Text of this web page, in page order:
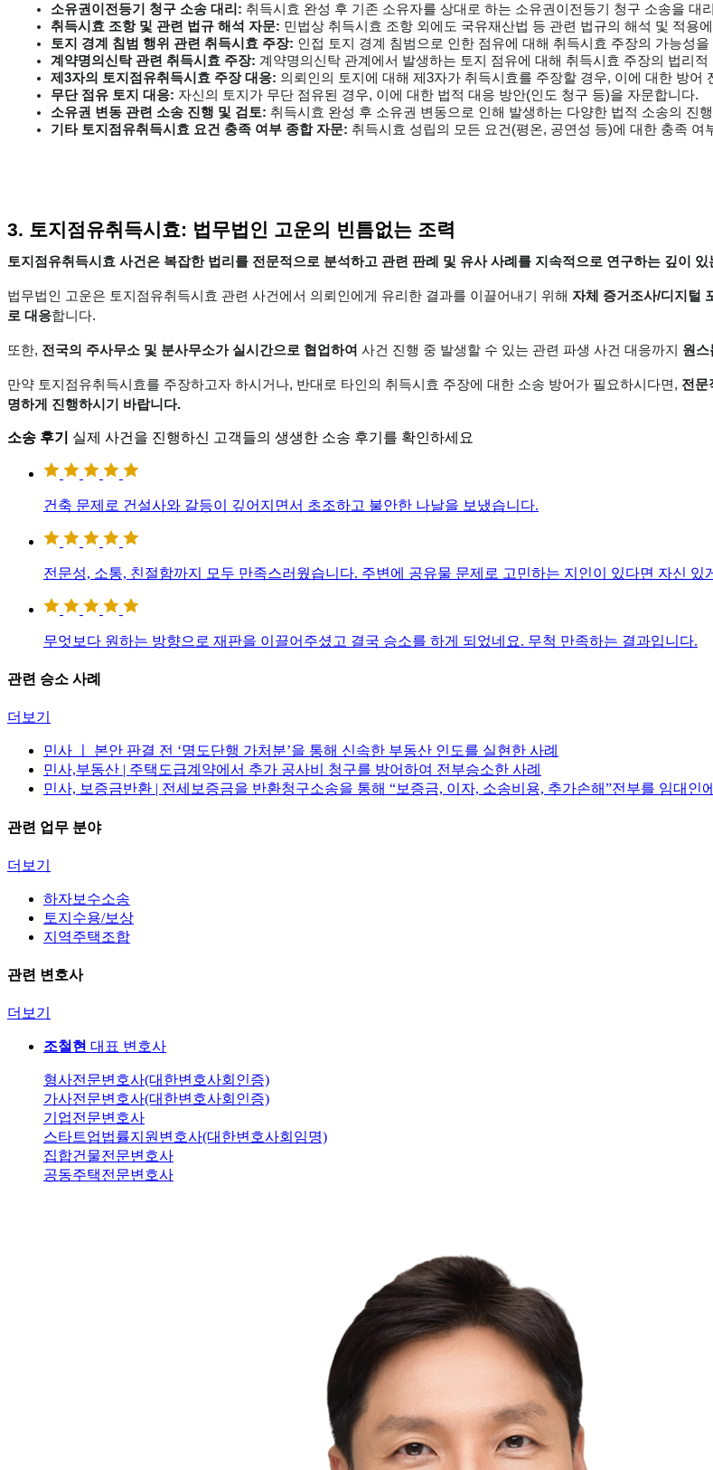
소유권이전등기 청구 소송 대리: 취득시효 완성 후 기존 소유자를 상대로 하는 소유권이전등기 청구 소송을 대
취득시효 조항 및 관련 법규 해석 자문: 민법상 취득시효 조항 외에도 국유재산법 등 관련 법규의 해석 및 적용
토지 경계 침범 행위 관련 취득시효 주장: 인접 토지 경계 침범으로 인한 점유에 대해 취득시효 주장의 가능성
계약명의신탁 관련 취득시효 주장: 계약명의신탁 관계에서 발생하는 토지 점유에 대해 취득시효 주장의 법리
제3자의 토지점유취득시효 주장 대응: 의뢰인의 토지에 대해 제3자가 취득시효를 주장할 경우, 이에 대한 방어
무단 점유 토지 대응: 자신의 토지가 무단 점유된 경우, 이에 대한 법적 대응 방안(인도 청구 등)을 자문합니다.
소유권 변동 관련 소송 진행 및 검토: 취득시효 완성 후 소유권 변동으로 인해 발생하는 다양한 법적 소송의 진
기타 토지점유취득시효 요건 충족 여부 종합 자문: 취득시효 성립의 모든 요건(평온, 공연성 등)에 대한 충족 여
3. 토지점유취득시효: 법무법인 고운의 빈틈없는 조력
토지점유취득시효 사건은 복잡한 법리를 전문적으로 분석하고 관련 판례 및 유사 사례를 지속적으로 연구하는 깊이
법무법인 고운은 토지점유취득시효 관련 사건에서 의뢰인에게 유리한 결과를 이끌어내기 위해 자체 증거조사/디지털
로 대응합니다.
또한, 전국의 주사무소 및 분사무소가 실시간으로 협업하여 사건 진행 중 발생할 수 있는 관련 파생 사건 대응까지 원스
만약 토지점유취득시효를 주장하고자 하시거나, 반대로 타인의 취득시효 주장에 대한 소송 방어가 필요하시다면, 전문
명하게 진행하시기 바랍니다.
소송 후기 실제 사건을 진행하신 고객들의 생생한 소송 후기를 확인하세요
건축 문제로 건설사와 갈등이 깊어지면서 초조하고 불안한 나날을 보냈습니다.
전문성, 소통, 친절함까지 모두 만족스러웠습니다. 주변에 공유물 문제로 고민하는 지인이 있다면 자신
무엇보다 원하는 방향으로 재판을 이끌어주셨고 결국 승소를 하게 되었네요. 무척 만족하는 결과입니다.
관련 승소 사례
더보기
민사 ㅣ 본안 판결 전 ‘명도단행 가처분’을 통해 신속한 부동산 인도를 실현한 사례
민사,부동산 | 주택도급계약에서 추가 공사비 청구를 방어하여 전부승소한 사례
민사, 보증금반환 | 전세보증금을 반환청구소송을 통해 “보증금, 이자, 소송비용, 추가손해”전부를 임대인
관련 업무 분야
더보기
하자보수소송
토지수용/보상
지역주택조합
관련 변호사
더보기
조철현 대표 변호사
형사전문변호사(대한변호사회인증)
가사전문변호사(대한변호사회인증)
기업전문변호사
스타트업법률지원변호사(대한변호사회임명)
집합건물전문변호사
공동주택전문변호사